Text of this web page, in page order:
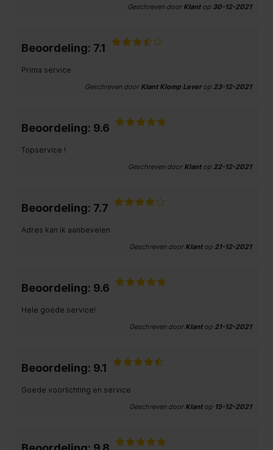
Geschreven door Klantop 30-12-2021
Beoordeling: 7.1
Prima service
Geschreven door Klant Klomp Leverop 23-12-2021
Beoordeling: 9.6
Topservice !
Geschreven door Klantop 22-12-2021
Beoordeling: 7.7
Adres kan ik aanbevelen
Geschreven door Klantop 21-12-2021
Beoordeling: 9.6
Hele goede service!
Geschreven door Klantop 21-12-2021
Beoordeling: 9.1
Goede voorlichting en service
Geschreven door Klantop 15-12-2021